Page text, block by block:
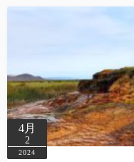
4月
2
2024